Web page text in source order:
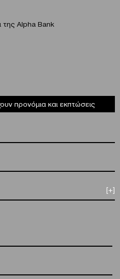
της Alpha Βank
προνόμια και εκπτώσεις
[+]